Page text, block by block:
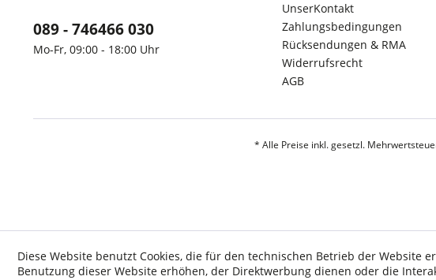
089 - 746466 030
Mo-Fr, 09:00 - 18:00 Uhr
UnserKontakt
Zahlungsbedingungen
Rücksendungen & RMA
Widerrufsrecht
AGB
* Alle Preise inkl. gesetzl.
Diese Website benutzt Cookies, die für den technischen Betrieb der Website
Benutzung dieser Website erhöhen, der Direktwerbung dienen oder die